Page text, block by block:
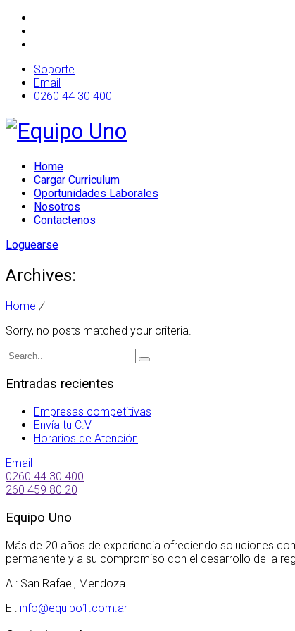
Soporte
Email
0260 44 30 400
Home
Cargar Curriculum
Oportunidades Laborales
Nosotros
Contactenos
Loguearse
Archives:
Home /
Sorry, no posts matched your criteria.
Entradas recientes
Empresas competitivas
Envía tu C.V
Horarios de Atención
Email
0260 44 30 400
260 459 80 20
Equipo Uno
Más de 20 años de experiencia ofreciendo soluciones
permanente y a su compromiso con el desarrollo de la
A : San Rafael, Mendoza
E : info@equipo1.com.ar